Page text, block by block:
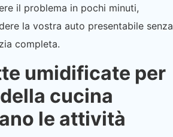
il problema in pochi minuti,
la vostra auto presentabile senza
completa.
umidificate per
cucina
le attività